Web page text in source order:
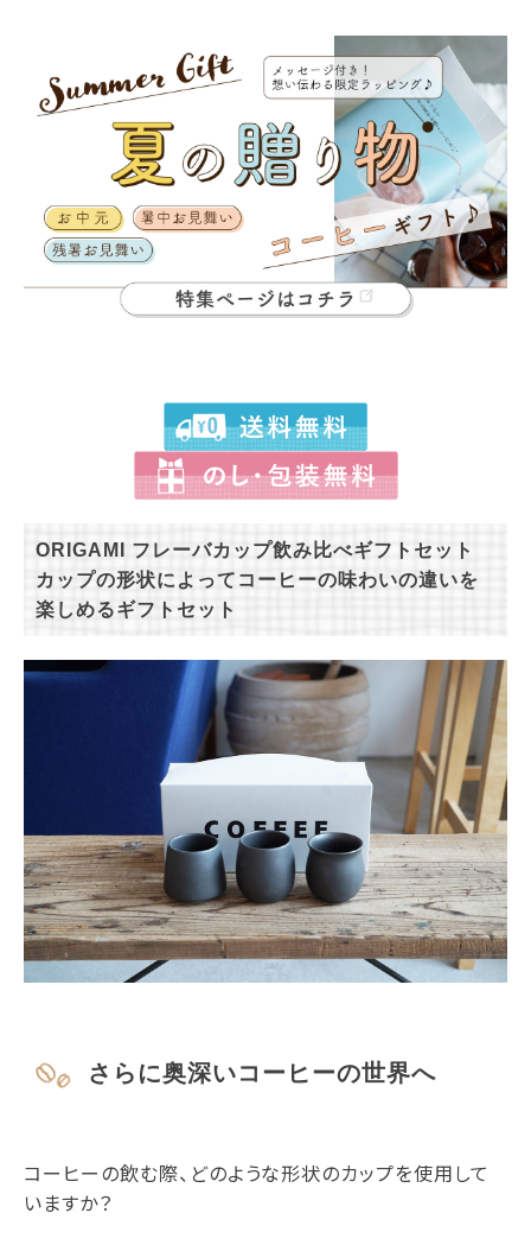
ORIGAMI フレーバカップ飲み比べギフトセット
カップの形状によってコーヒーの味わいの違いを
楽しめるギフトセット
さらに奥深いコーヒーの世界へ
コーヒーの飲む際、どのような形状のカップを使用して
いますか？